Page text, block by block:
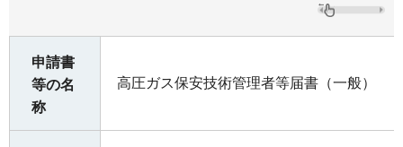
申請書
等の名
称
高圧ガス保安技術管理者等届書（一般）